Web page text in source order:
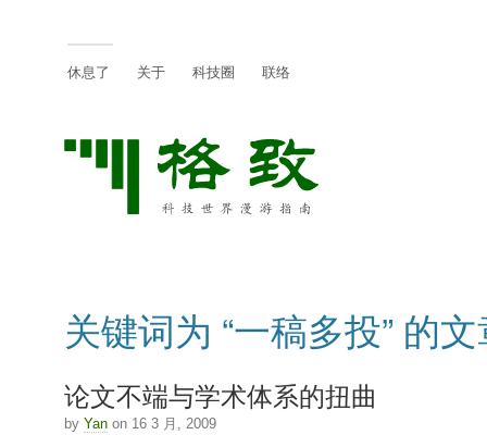
休息了 关于 科技圈 联络
关键词为 “一稿多投” 的
论文不端与学术体系的扭曲
by Yanon 16 3 月, 2009